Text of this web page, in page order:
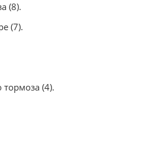
(8).
(7).
(4).